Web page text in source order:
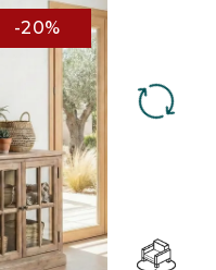
-20%